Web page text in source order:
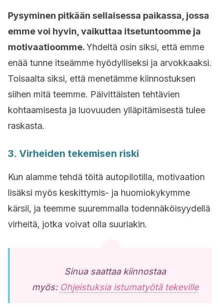
Pysyminen pitkään sellaisessa paikassa, jossa
emme voi hyvin, vaikuttaa itsetuntoomme ja
motivaatioomme.Yhdeltä osin siksi, että emme
enää tunne itseämme hyödylliseksi ja arvokkaaksi.
Toisaalta siksi, että menetämme kiinnostuksen
siihen mitä teemme. Päivittäisten tehtävien
kohtaamisesta ja luovuuden ylläpitämisestä tulee
raskasta.
3. Virheiden tekemisen riski
Kun alamme tehdä töitä autopilotilla, motivaation
lisäksi myös keskittymis- ja huomiokykymme
kärsii, ja teemme suuremmalla todennäköisyydellä
virheitä, jotka voivat olla suuriakin.
Sinua saattaa kiinnostaa
myös: Ohjeistuksia istumatyötä tekeville